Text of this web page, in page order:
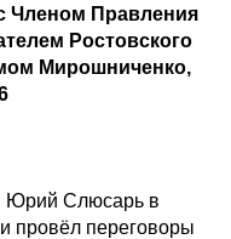
Правления
Ростовского
Мирошниченко,
Юрий Слюсарь в
провёл переговоры